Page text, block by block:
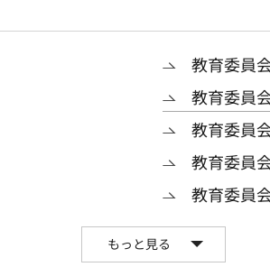
教育委員
教育委員
教育委員
教育委員
教育委員
もっと見る